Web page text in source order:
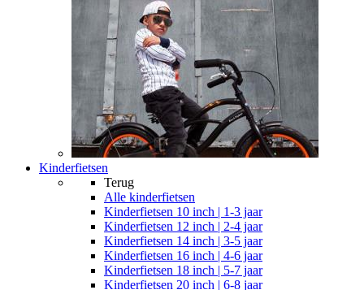
Kinderfietsen
Terug
Alle kinderfietsen
Kinderfietsen 10 inch | 1-3 jaar
Kinderfietsen 12 inch | 2-4 jaar
Kinderfietsen 14 inch | 3-5 jaar
Kinderfietsen 16 inch | 4-6 jaar
Kinderfietsen 18 inch | 5-7 jaar
Kinderfietsen 20 inch | 6-8 jaar